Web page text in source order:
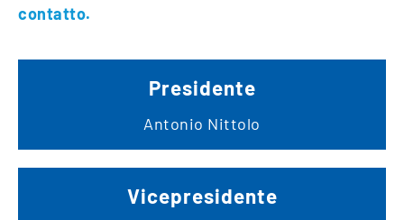
contatto.
Presidente
Antonio Nittolo
Vicepresidente